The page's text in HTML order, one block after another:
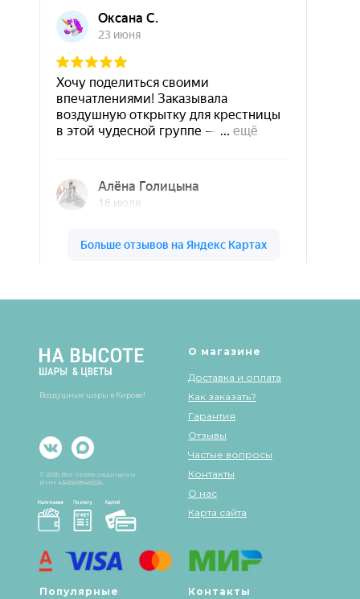
О магазине
Доставка и оплата
Популярные Контакты
© 2025 Все права защищены
Как заказать?
Гарантия
Отзывы
Частые вопросы
Контакты
О нас
ИНН 434568848226
Карта сайта
Воздушные шары в Кирове!